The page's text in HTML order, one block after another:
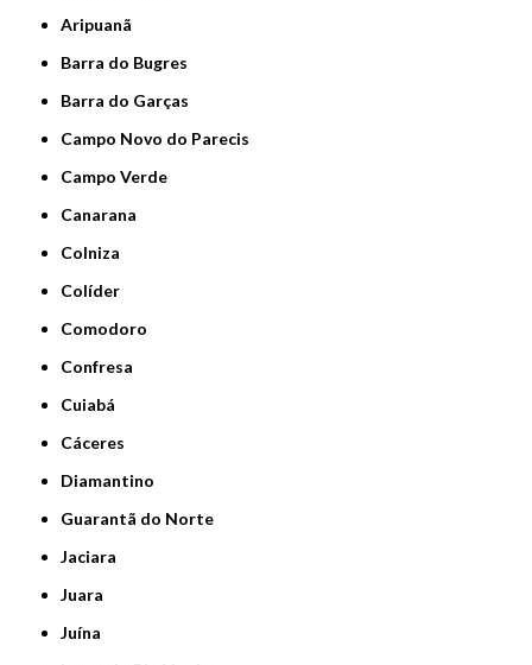
Aripuanã
Barra do Bugres
Barra do Garças
Campo Novo do Parecis
Campo Verde
Canarana
Colniza
Colíder
Comodoro
Confresa
Cuiabá
Cáceres
Diamantino
Guarantã do Norte
Jaciara
Juara
Juína